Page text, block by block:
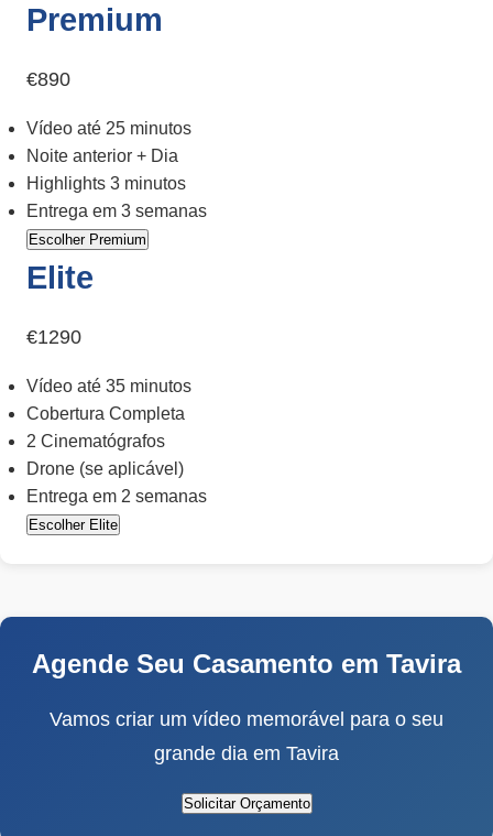
Premium
€890
Vídeo até 25 minutos
Noite anterior + Dia
Highlights 3 minutos
Entrega em 3 semanas
Escolher Premium
Elite
€1290
Vídeo até 35 minutos
Cobertura Completa
2 Cinematógrafos
Drone (se aplicável)
Entrega em 2 semanas
Escolher Elite
Agende Seu Casamento em Tavira
Vamos criar um vídeo memorável para o seu
grande dia em Tavira
Solicitar Orçamento